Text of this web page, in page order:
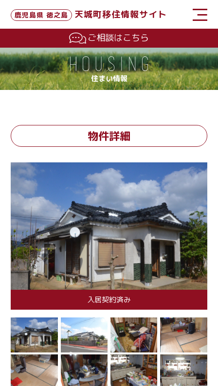
鹿児島県 徳之島
天城町移住情報サイト
ご相談はこちら
住まい情報
物件詳細
入居契約済み